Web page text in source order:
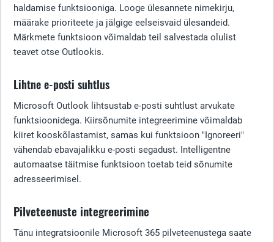
haldamise funktsiooniga. Looge ülesannete nimekirju,
määrake prioriteete ja jälgige eelseisvaid ülesandeid.
Märkmete funktsioon võimaldab teil salvestada olulist
teavet otse Outlookis.
Lihtne e-posti suhtlus
Microsoft Outlook lihtsustab e-posti suhtlust arvukate
funktsioonidega. Kiirsõnumite integreerimine võimaldab
kiiret kooskõlastamist, samas kui funktsioon "Ignoreeri"
vähendab ebavajalikku e-posti segadust. Intelligentne
automaatse täitmise funktsioon toetab teid sõnumite
adresseerimisel.
Pilveteenuste integreerimine
Tänu integratsioonile Microsoft 365 pilveteenustega saate